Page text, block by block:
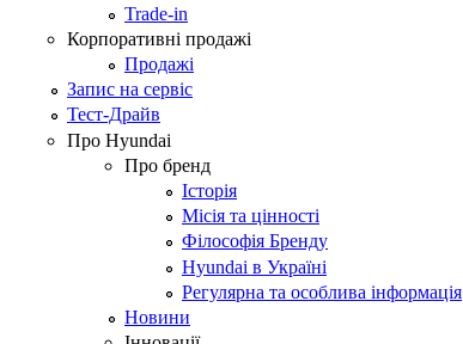
Trade-in
Корпоративні продажі
Продажі
Запис на сервіс
Тест-Драйв
Про Hyundai
Про бренд
Історія
Місія та цінності
Філософія Бренду
Hyundai в Україні
Регулярна та особлива інформація
Новини